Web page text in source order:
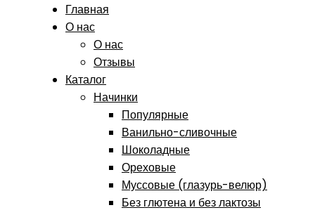
Главная
О нас
О нас
Отзывы
Каталог
Начинки
Популярные
Ванильно-сливочные
Шоколадные
Ореховые
Муссовые (глазурь-велюр)
Без глютена и без лактозы